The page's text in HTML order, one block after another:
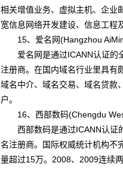
相关增值业务、虚拟主机、企业
宽信息网络开发建设、信息工程
15、爱名网(Hangzhou
爱名网是通过ICANN认证的
注册商。在国内域名行业里具有
域名中介、域名交易、域名贷款
户。
16、西部数码(Chengdu
西部数码是通过ICANN认证
名注册商。国际权威统计机构不
量超过15万。2008、2009连续